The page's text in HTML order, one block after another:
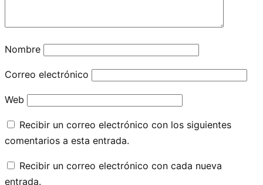
Nombre
Correo electrónico
Web
Recibir un correo electrónico con los siguientes
comentarios a esta entrada.
Recibir un correo electrónico con cada nueva
entrada.